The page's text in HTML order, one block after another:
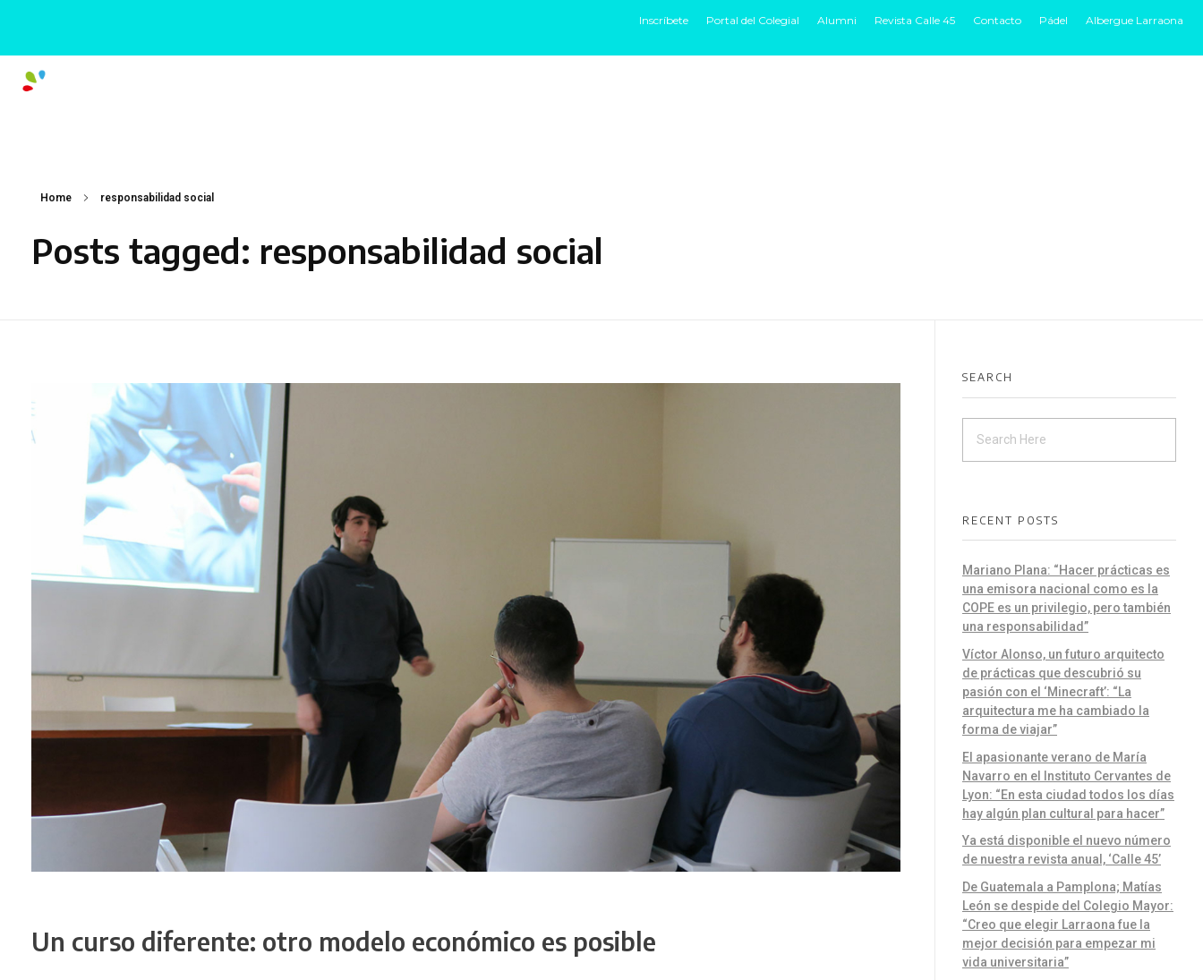
Inscríbete Portal del Colegial Alumni Revista Calle 45 Contacto Pádel Albergue Larraona
Home responsabilidad social
Posts tagged: responsabilidad social
Un curso diferente: otro modelo económico es posible
SEARCH
RECENT POSTS
Mariano Plana: “Hacer prácticas es
una emisora nacional como es la
COPE es un privilegio, pero también
una responsabilidad”
Víctor Alonso, un futuro arquitecto
de prácticas que descubrió su
pasión con el ‘Minecraft’: “La
arquitectura me ha cambiado la
forma de viajar”
El apasionante verano de María
Navarro en el Instituto Cervantes de
Lyon: “En esta ciudad todos los días
hay algún plan cultural para hacer”
Ya está disponible el nuevo número
de nuestra revista anual, ‘Calle 45’
De Guatemala a Pamplona; Matías
León se despide del Colegio Mayor:
“Creo que elegir Larraona fue la
mejor decisión para empezar mi
vida universitaria”